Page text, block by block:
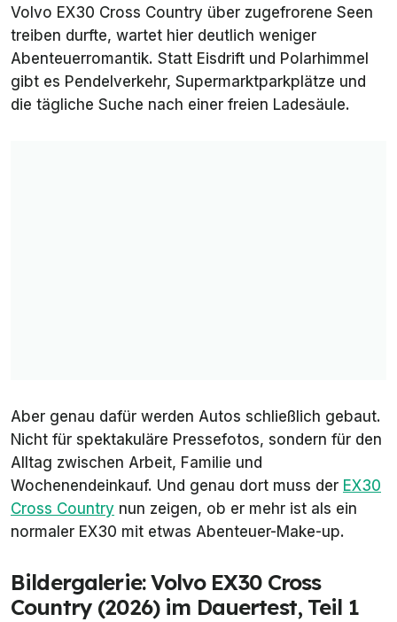
Volvo EX30 Cross Country über zugefrorene Seen
treiben durfte, wartet hier deutlich weniger
Abenteuerromantik. Statt Eisdrift und Polarhimmel
gibt es Pendelverkehr, Supermarktparkplätze und
die tägliche Suche nach einer freien Ladesäule.
Aber genau dafür werden Autos schließlich gebaut.
Nicht für spektakuläre Pressefotos, sondern für den
Alltag zwischen Arbeit, Familie und
Wochenendeinkauf. Und genau dort muss der EX30
Cross Country nun zeigen, ob er mehr ist als ein
normaler EX30 mit etwas Abenteuer-Make-up.
Bildergalerie: Volvo EX30 Cross
Country (2026) im Dauertest, Teil 1